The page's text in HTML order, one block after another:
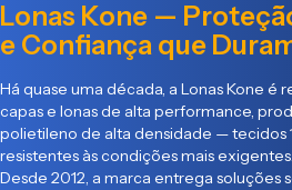
Lonas Kone —
e Confiança que
Há quase uma década, a Lonas Kone é
capas e lonas de alta performance,
polietileno de alta densidade — tecidos
resistentes às condições mais exigentes.
Desde 2012, a marca entrega